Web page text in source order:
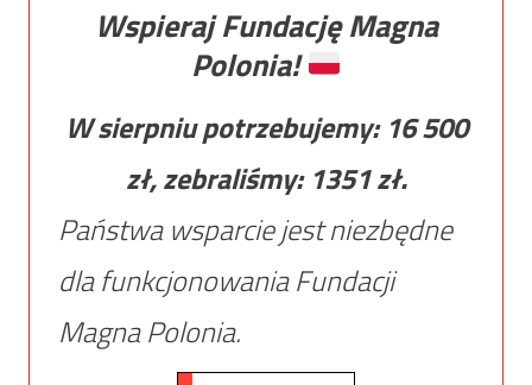
Wspieraj Fundację Magna
Polonia!
W sierpniu potrzebujemy: 16 500
zł, zebraliśmy: 1351zł.
Państwa wsparcie jest niezbędne
dla funkcjonowania Fundacji
Magna Polonia.